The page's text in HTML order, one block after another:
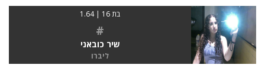
בת 16 | 1.64
#
שיר כובאני
ליברו